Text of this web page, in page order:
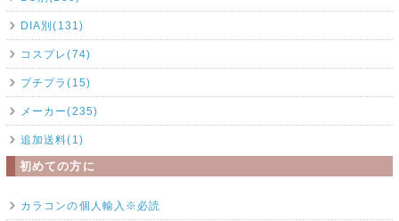
DIA別(131)
コスプレ(74)
プチプラ(15)
メーカー(235)
追加送料(1)
初めての方に
カラコンの個人輸入※必読